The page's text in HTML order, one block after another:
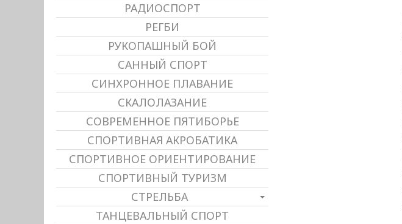
РАДИОСПОРТ
РЕГБИ
РУКОПАШНЫЙ БОЙ
САННЫЙ СПОРТ
СИНХРОННОЕ ПЛАВАНИЕ
СКАЛОЛАЗАНИЕ
СОВРЕМЕННОЕ ПЯТИБОРЬЕ
СПОРТИВНАЯ АКРОБАТИКА
СПОРТИВНОЕ ОРИЕНТИРОВАНИЕ
СПОРТИВНЫЙ ТУРИЗМ
СТРЕЛЬБА
ТАНЦЕВАЛЬНЫЙ СПОРТ